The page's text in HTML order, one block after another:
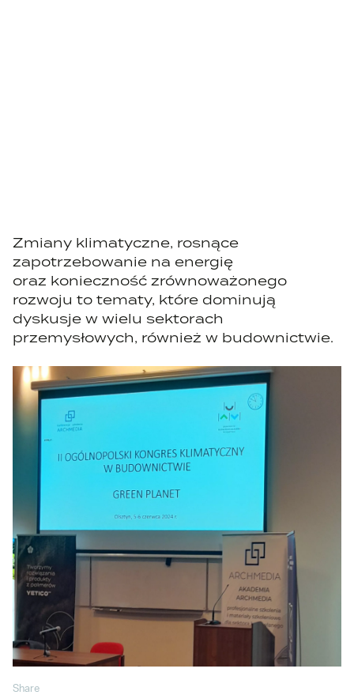
Zmiany klimatyczne, rosnące
zapotrzebowanie na energię
oraz konieczność zrównoważonego
rozwoju to tematy, które dominują
dyskusje w wielu sektorach
przemysłowych, również w budownictwie.
Share